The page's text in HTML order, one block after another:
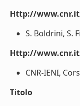
Http://
S. Boldrini, S.
Http://
CNR-IENI,
Titolo